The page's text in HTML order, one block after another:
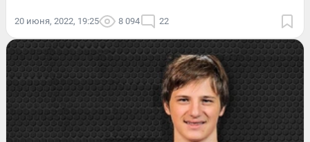
20 июня, 2022, 19:25 8 094 22